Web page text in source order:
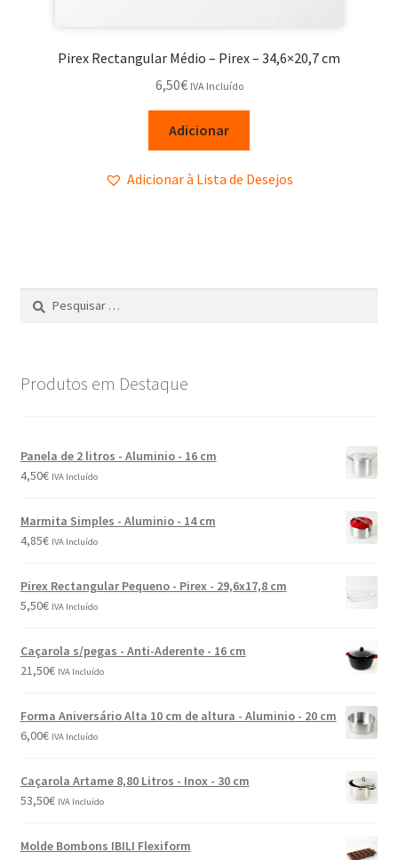
Pirex Rectangular Médio – Pirex – 34,6×20,7 cm
6,50€ IVA Incluído
Adicionar
Adicionar à Lista de Desejos
Produtos em Destaque
Panela de 2 litros - Aluminio - 16 cm
4,50€ IVA Incluído
Marmita Simples - Aluminio - 14 cm
4,85€ IVA Incluído
Pirex Rectangular Pequeno - Pirex - 29,6x17,8 cm
5,50€ IVA Incluído
Caçarola s/pegas - Anti-Aderente - 16 cm
21,50€ IVA Incluído
Forma Aniversário Alta 10 cm de altura - Aluminio - 20 cm
6,00€ IVA Incluído
Caçarola Artame 8,80 Litros - Inox - 30 cm
53,50€ IVA Incluído
Molde Bombons IBILI Flexiform